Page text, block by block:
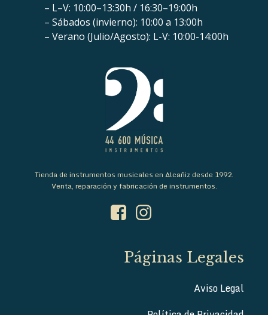
– L–V: 10:00–13:30h / 16:30–19:00h
– Sábados (invierno): 10:00 a 13:00h
– Verano (Julio/Agosto): L-V: 10:00-14:00h
Tienda de instrumentos musicales en Alcañiz desde 1992.
Venta, reparación y fabricación de instrumentos.
Páginas Legales
Aviso Legal